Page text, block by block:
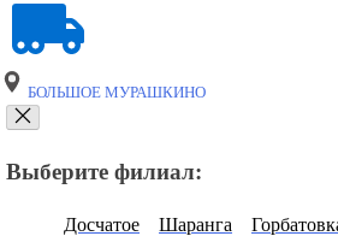
БОЛЬШОЕ МУРАШКИНО
Выберите филиал:
Досчатое Шаранга